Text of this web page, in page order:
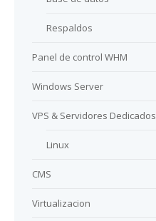
Respaldos
Panel de control WHM
Windows Server
VPS & Servidores Dedicados
Linux
CMS
Virtualizacion